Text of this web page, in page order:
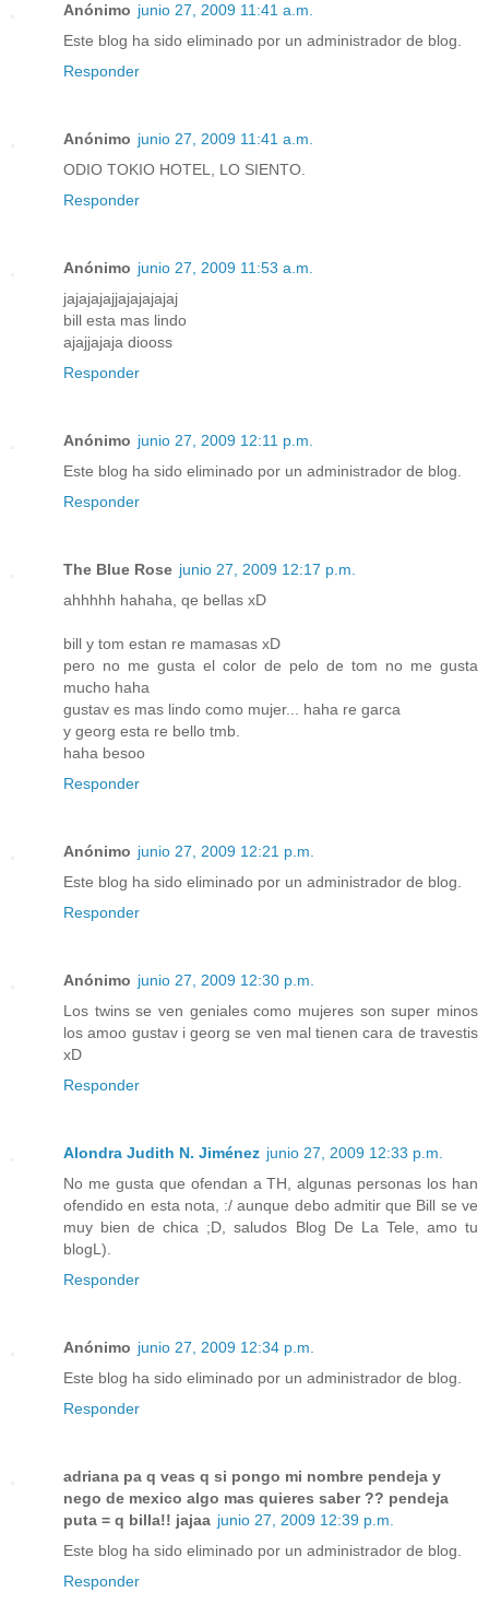
Anónimo junio 27, 2009 11:41 a.m.
Este blog ha sido eliminado por un administrador de blog.
Responder
Anónimo junio 27, 2009 11:41 a.m.
ODIO TOKIO HOTEL, LO SIENTO.
Responder
Anónimo junio 27, 2009 11:53 a.m.
jajajajajjajajajajaj
bill esta mas lindo
ajajjajaja diooss
Responder
Anónimo junio 27, 2009 12:11 p.m.
Este blog ha sido eliminado por un administrador de blog.
Responder
The Blue Rose junio 27, 2009 12:17 p.m.
ahhhhh hahaha, qe bellas xD
bill y tom estan re mamasas xD
pero no me gusta el color de pelo de tom no me gusta
mucho haha
gustav es mas lindo como mujer... haha re garca
y georg esta re bello tmb.
haha besoo
Responder
Anónimo junio 27, 2009 12:21 p.m.
Este blog ha sido eliminado por un administrador de blog.
Responder
Anónimo junio 27, 2009 12:30 p.m.
Los twins se ven geniales como mujeres son super minos
los amoo gustav i georg se ven mal tienen cara de travestis
xD
Responder
Alondra Judith N. Jiménez junio 27, 2009 12:33 p.m.
No me gusta que ofendan a TH, algunas personas los han
ofendido en esta nota, :/ aunque debo admitir que Bill se ve
muy bien de chica ;D, saludos Blog De La Tele, amo tu
blogL).
Responder
Anónimo junio 27, 2009 12:34 p.m.
Este blog ha sido eliminado por un administrador de blog.
Responder
adriana pa q veas q si pongo mi nombre pendeja y
nego de mexico algo mas quieres saber ?? pendeja
puta = q billa!! jajaa junio 27, 2009 12:39 p.m.
Este blog ha sido eliminado por un administrador de blog.
Responder